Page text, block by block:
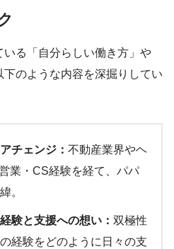
る「自分らしい働き方」や
下のような内容を深掘りしてい
チェンジ： 不動産業界やヘ
業・CS経験を経て、パパ
。
験と支援への想い： 双極性
経験をどのように日々の支